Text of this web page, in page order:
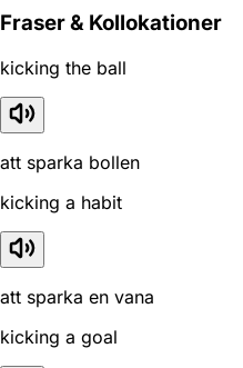
Fraser & Kollokationer
kicking the ball
att sparka bollen
kicking a habit
att sparka en vana
kicking a goal